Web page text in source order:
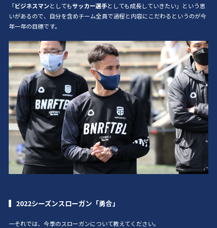
「ビジネスマンとしてもサッカー選手としても成長していきたい」という思
いがあるので、自分を含めチーム全員で過程と内容にこだわるというのが今
年一年の目標です。
2022シーズンスローガン「勇合」
一それでは、今季のスローガンについて教えてください。